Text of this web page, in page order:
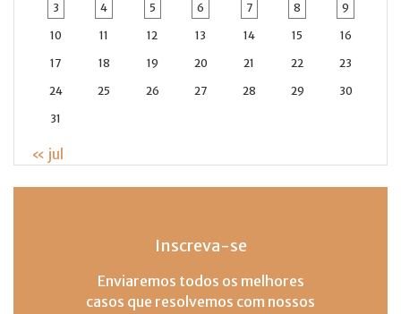
3 4 5 6 7 8 9
10 11 12 13 14 15 16
17 18 19 20 21 22 23
24 25 26 27 28 29 30
31
« jul
Inscreva-se
Enviaremos todos os melhores
casos que resolvemos com nossos